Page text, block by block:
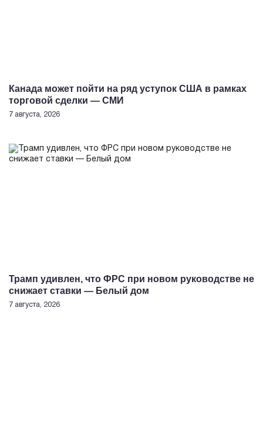
Канада может пойти на ряд уступок США в рамках
торговой сделки — СМИ
7 августа, 2026
Трамп удивлен, что ФРС при новом руководстве не
снижает ставки — Белый дом
7 августа, 2026